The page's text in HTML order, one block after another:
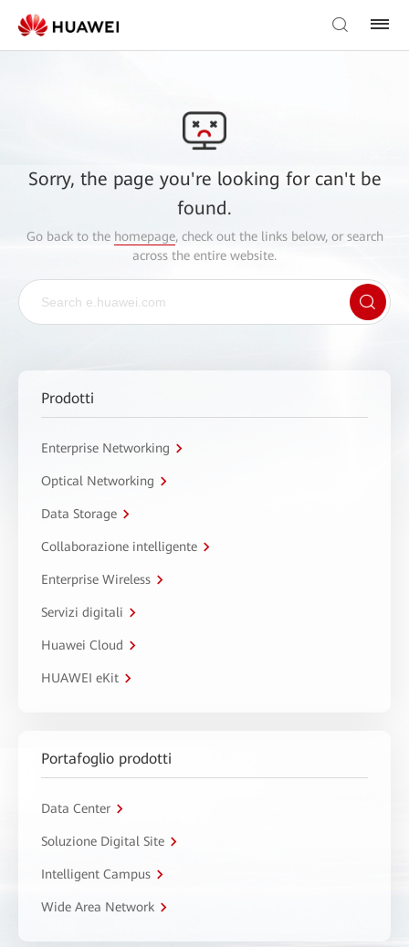
Sorry, the page you're looking for can't be
found.
Go back to the homepage, check out the links below, or search
across the entire website.
Prodotti
Enterprise Networking
Optical Networking
Data Storage
Collaborazione intelligente
Enterprise Wireless
Servizi digitali
Huawei Cloud
HUAWEI eKit
Portafoglio prodotti
Data Center
Soluzione Digital Site
Intelligent Campus
Wide Area Network